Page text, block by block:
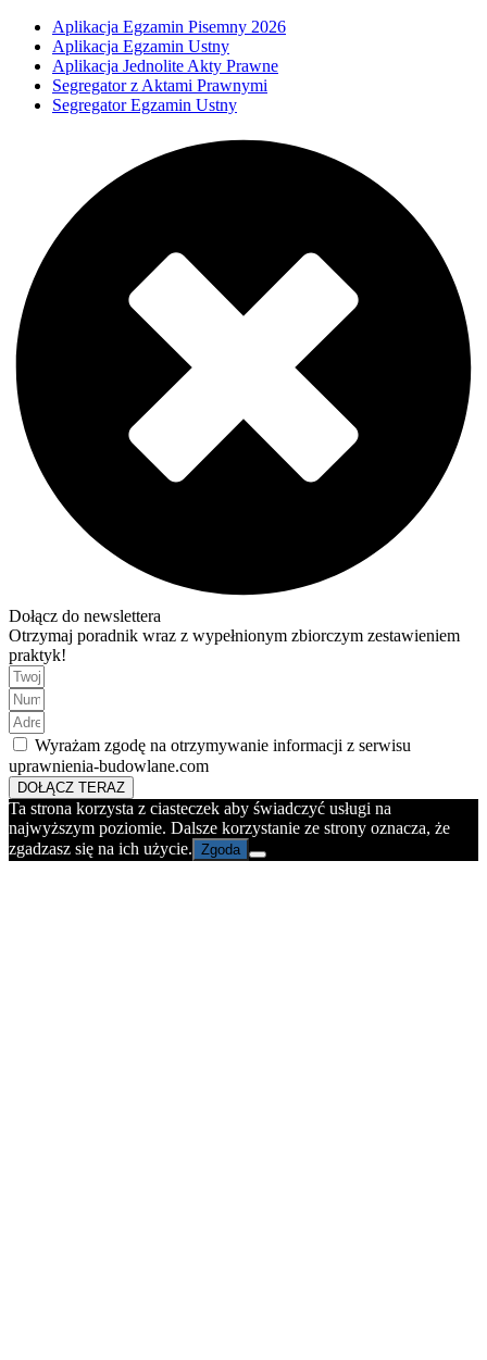
Aplikacja Egzamin Pisemny 2026
Aplikacja Egzamin Ustny
Aplikacja Jednolite Akty Prawne
Segregator z Aktami Prawnymi
Segregator Egzamin Ustny
Dołącz do newslettera
Otrzymaj poradnik wraz z wypełnionym zbiorczym zestawieniem
praktyk!
Wyrażam zgodę na otrzymywanie informacji z serwisu
uprawnienia-budowlane.com
DOŁĄCZ TERAZ
Ta strona korzysta z ciasteczek aby świadczyć usługi na
najwyższym poziomie. Dalsze korzystanie ze strony oznacza, że
zgadzasz się na ich użycie. Zgoda